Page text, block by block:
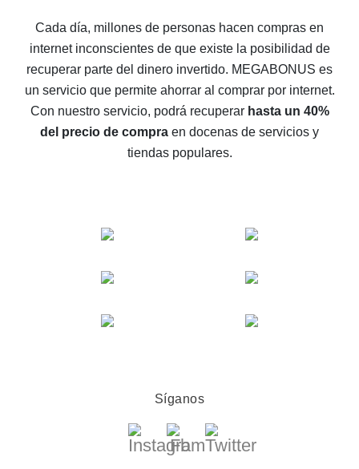
AliExpress
Cómo obtener el reembolso en AliExpress: formas
sencillas de recuperar el dinero
Reembolso del 10% en AliExpress: lo imposible es
posible
El reembolso más rentable en AliExpress: cómo
encontrarlo
Cada día, millones de personas hacen compras en
internet inconscientes de que existe la posibilidad de
recuperar parte del dinero invertido. MEGABONUS es
un servicio que permite ahorrar al comprar por internet.
Con nuestro servicio, podrá recuperar hasta un 40%
del precio de compra en docenas de servicios y
tiendas populares.
Síganos